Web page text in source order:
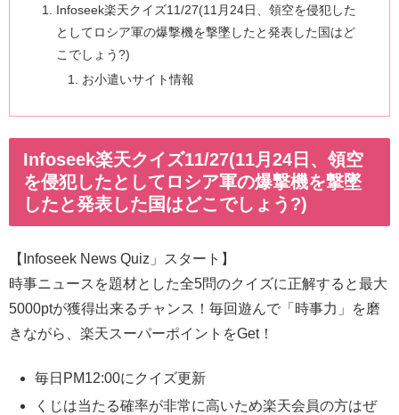
Infoseek楽天クイズ11/27(11月24日、領空を侵犯した
としてロシア軍の爆撃機を撃墜したと発表した国はど
こでしょう?)
お小遣いサイト情報
Infoseek楽天クイズ11/27(11月24日、領空
を侵犯したとしてロシア軍の爆撃機を撃墜
したと発表した国はどこでしょう?)
【Infoseek News Quiz」スタート】
時事ニュースを題材とした全5問のクイズに正解すると最大
5000ptが獲得出来るチャンス！毎回遊んで「時事力」を磨
きながら、楽天スーパーポイントをGet！
毎日PM12:00にクイズ更新
くじは当たる確率が非常に高いため楽天会員の方はぜ